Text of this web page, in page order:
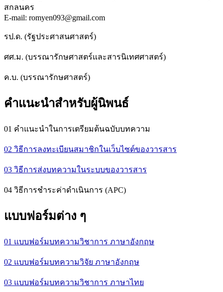
สกลนคร
E-mail: romyen093@gmail.com
รป.ด. (รัฐประศาสนศาสตร์)
ศศ.ม. (บรรณารักษศาสตร์และสารนิเทศศาสตร์)
ค.บ. (บรรณารักษศาสตร์)
คำแนะนำสำหรับผู้นิพนธ์
01 คำแนะนำในการเตรียมต้นฉบับบทความ
02 วิธีการลงทะเบียนสมาชิกในเว็บไซต์ของวารสาร
03 วิธีการส่งบทความในระบบของวารสาร
04 วิธีการชำระค่าดำเนินการ (APC)
แบบฟอร์มต่าง ๆ
01 แบบฟอร์มบทความวิชาการ ภาษาอังกฤษ
02 แบบฟอร์มบทความวิจัย ภาษาอังกฤษ
03 แบบฟอร์มบทความวิชาการ ภาษาไทย